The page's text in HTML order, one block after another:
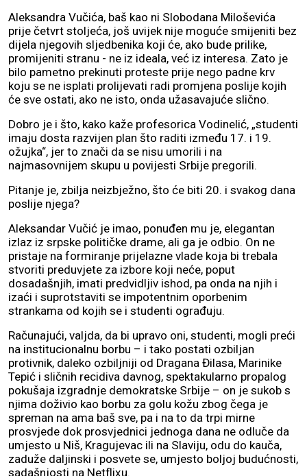
Aleksandra Vučića, baš kao ni Slobodana Miloševića
prije četvrt stoljeća, još uvijek nije moguće smijeniti bez
dijela njegovih sljedbenika koji će, ako bude prilike,
promijeniti stranu - ne iz ideala, već iz interesa. Zato je
bilo pametno prekinuti proteste prije nego padne krv
koju se ne isplati prolijevati radi promjena poslije kojih
će sve ostati, ako ne isto, onda užasavajuće slično.
Dobro je i što, kako kaže profesorica Vodinelić, „studenti
imaju dosta razvijen plan što raditi između 17. i 19.
ožujka“, jer to znači da se nisu umorili i na
najmasovnijem skupu u povijesti Srbije pregorili.
Pitanje je, zbilja neizbježno, što će biti 20. i svakog dana
poslije njega?
Aleksandar Vučić je imao, ponuđen mu je, elegantan
izlaz iz srpske političke drame, ali ga je odbio. On ne
pristaje na formiranje prijelazne vlade koja bi trebala
stvoriti preduvjete za izbore koji neće, poput
dosadašnjih, imati predvidljiv ishod, pa onda na njih i
izaći i suprotstaviti se impotentnim oporbenim
strankama od kojih se i studenti ograđuju.
Računajući, valjda, da bi upravo oni, studenti, mogli preći
na institucionalnu borbu – i tako postati ozbiljan
protivnik, daleko ozbiljniji od Dragana Đilasa, Marinike
Tepić i sličnih recidiva davnog, spektakularno propalog
pokušaja izgradnje demokratske Srbije – on je sukob s
njima doživio kao borbu za golu kožu zbog čega je
spreman na ama baš sve, pa i na to da trpi mirne
prosvjede dok prosvjednici jednoga dana ne odluče da
umjesto u Niš, Kragujevac ili na Slaviju, odu do kauča,
zaduže daljinski i posvete se, umjesto boljoj budućnosti,
sadašnjosti na Netflixu.